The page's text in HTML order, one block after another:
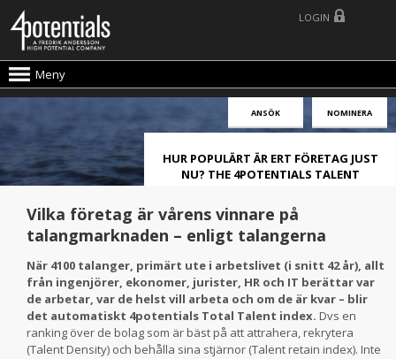
Meny
LOGIN
ANSÖK NOMINERA
HUR POPULÄRT ÄR ERT FÖRETAG JUST
NU? THE 4POTENTIALS TALENT
Vilka företag är vårens vinnare på
talangmarknaden – enligt talangerna
När 4100 talanger, primärt ute i arbetslivet (i snitt 42 år), allt
från ingenjörer, ekonomer, jurister, HR och IT berättar var
de arbetar, var de helst vill arbeta och om de är kvar – blir
det automatiskt 4potentials Total Talent index. Dvs en
ranking över de bolag som är bäst på att attrahera, rekrytera
(Talent Density) och behålla sina stjärnor (Talent retain index). Inte